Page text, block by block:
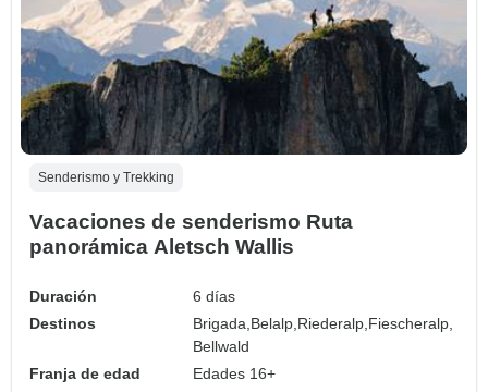
Senderismo y Trekking
Vacaciones de senderismo Ruta
panorámica Aletsch Wallis
Duración
6 días
Destinos
Brigada,Belalp,Riederalp,Fiescheralp,
Bellwald
Franja de edad
Edades 16+